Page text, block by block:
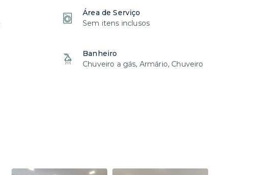
Área de Serviço
Sem itens inclusos
Banheiro
Chuveiro a gás, Armário, Chuveiro